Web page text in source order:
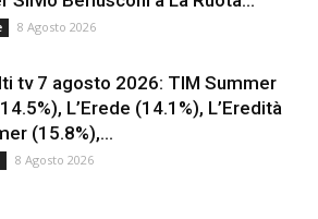
8 Agosto 2026
tv 7 agosto 2026: TIM Summer
L’Erede (14.1%), L’Eredità
(15.8%),...
8 Agosto 2026